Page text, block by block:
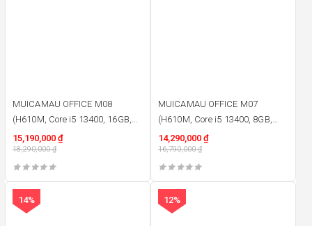
MUICAMAU OFFICE M08
(H610M, Core i5 13400, 16GB,
500W, 480GB)
15,190,000 ₫
18,290,000₫
MUICAMAU OFFICE M07
(H610M, Core i5 13400, 8GB,
400W, 480GB)
14,290,000 ₫
16,790,000₫
14% 12%